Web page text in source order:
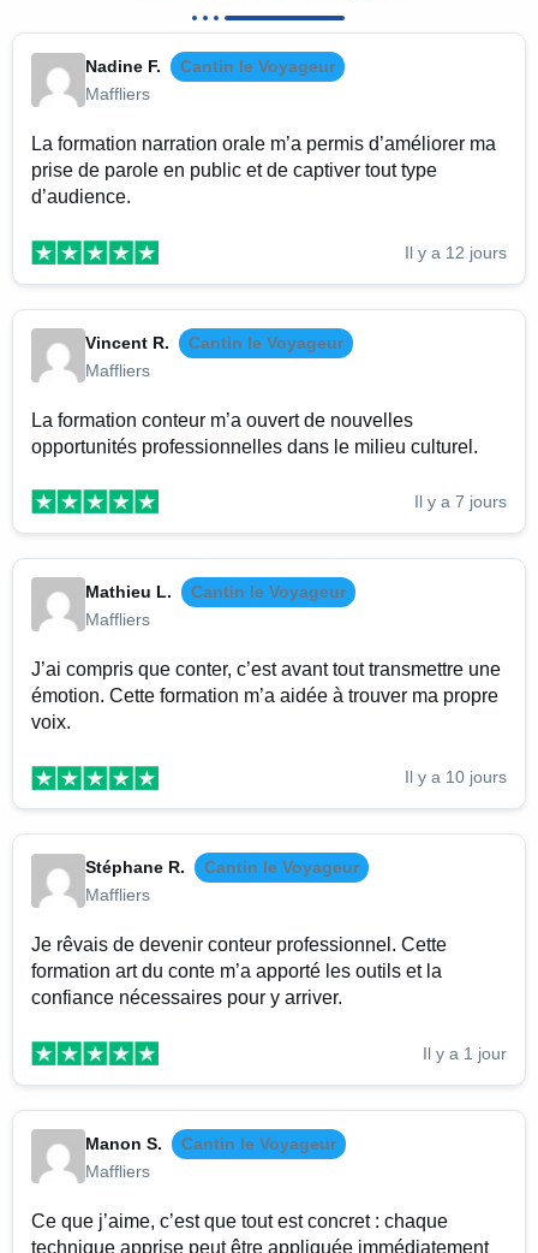
Nadine F.
Cantin le Voyageur
Maffliers
La formation narration orale m’a permis d’améliorer ma
prise de parole en public et de captiver tout type
d’audience.
Il y a 12 jours
Vincent R.
Cantin le Voyageur
Maffliers
La formation conteur m’a ouvert de nouvelles
opportunités professionnelles dans le milieu culturel.
Il y a 7 jours
Mathieu L.
Cantin le Voyageur
Maffliers
J’ai compris que conter, c’est avant tout transmettre une
émotion. Cette formation m’a aidée à trouver ma propre
voix.
Il y a 10 jours
Stéphane R.
Cantin le Voyageur
Maffliers
Je rêvais de devenir conteur professionnel. Cette
formation art du conte m’a apporté les outils et la
confiance nécessaires pour y arriver.
Il y a 1 jour
Manon S.
Cantin le Voyageur
Maffliers
Ce que j’aime, c’est que tout est concret : chaque
technique apprise peut être appliquée immédiatement